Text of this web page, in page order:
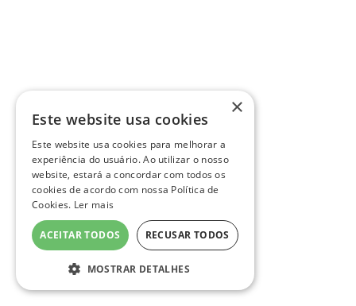
×
Este website usa cookies
Este website usa cookies para melhorar a
experiência do usuário. Ao utilizar o nosso
website, estará a concordar com todos os
cookies de acordo com nossa Política de
Cookies. Ler mais
ACEITAR TODOS RECUSAR TODOS
MOSTRAR DETALHES